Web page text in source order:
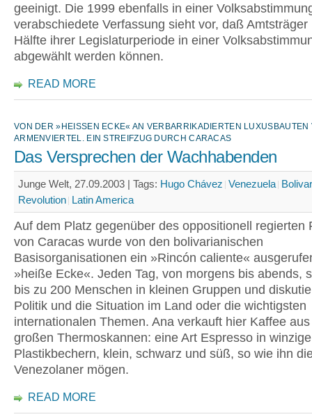
geeinigt. Die 1999 ebenfalls in einer
verabschiedete Verfassung sieht vor, daß Amtsträger
Hälfte ihrer Legislaturperiode in einer
abgewählt werden können.
READ MORE
VON DER »HEISSEN ECKE« AN VERBARRIKADIERTEN LUXUSBAUTEN
RMENVIERTEL. EIN STREIFZUG DURCH CARACAS
Das Versprechen der Wachhabenden
Junge Welt, 27.09.2003 | Tags: Hugo Chávez Venezuela
Revolution Latin America
Auf dem Platz gegenüber des oppositionell regierten
von Caracas wurde von den bolivarianischen
Basisorganisationen ein »Rincón caliente«
»heiße Ecke«. Jeden Tag, von morgens bis abends,
bis zu 200 Menschen in kleinen Gruppen und
Politik und die Situation im Land oder die wichtigsten
internationalen Themen. Ana verkauft hier Kaffee
großen Thermoskannen: eine Art Espresso in
Plastikbechern, klein, schwarz und süß, so wie ihn
Venezolaner mögen.
READ MORE